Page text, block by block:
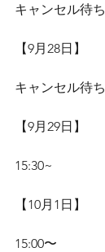
キャンセル待ち
【9月28日】
キャンセル待ち
【9月29日】
15:30~
【10月1日】
15:00〜